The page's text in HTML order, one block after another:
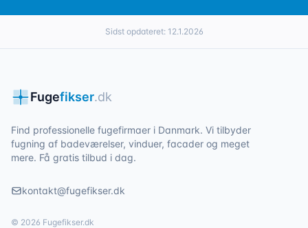
Sidst opdateret: 12.1.2026
Fugefikser.dk
Find professionelle fugefirmaer i Danmark. Vi tilbyder
fugning af badeværelser, vinduer, facader og meget
mere. Få gratis tilbud i dag.
kontakt@fugefikser.dk
© 2026 Fugefikser.dk